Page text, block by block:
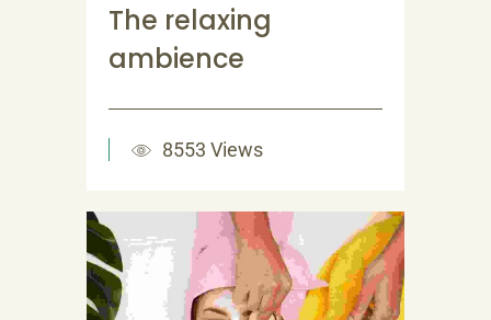
The relaxing
ambience
8553 Views